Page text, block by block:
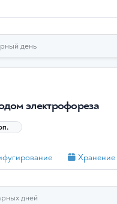
день
электрофореза
Хранение
дней